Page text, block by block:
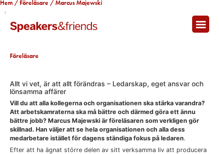
Hem / Föreläsare / Marcus Majewski
Föreläsare
Allt vi vet, är att allt förändras – Ledarskap, eget ansvar och
lönsamma affärer
Vill du att alla kollegerna och organisationen ska stärka varandra?
Att arbetskamraterna ska må bättre och därmed göra ett ännu
bättre jobb? Marcus Majewski är föreläsaren som verkligen gör
skillnad. Han väljer att se hela organisationen och alla dess
medarbetare istället för dagens ständiga fokus på ledaren.
Efter att ha ägnat större delen av sitt verksamma liv att producera